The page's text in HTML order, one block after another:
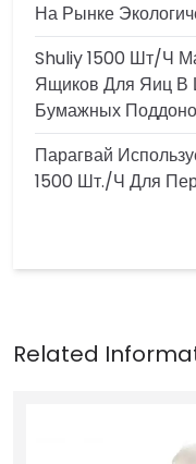
На Рынке
Shuliy 1500 Шт/ч
Ящиков Для Яиц В
Бумажных
Парагвай
1500 Шт./ч Для